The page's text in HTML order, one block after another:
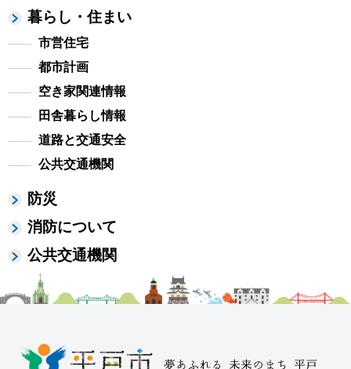
暮らし・住まい
市営住宅
都市計画
空き家関連情報
田舎暮らし情報
道路と交通安全
公共交通機関
防災
消防について
公共交通機関